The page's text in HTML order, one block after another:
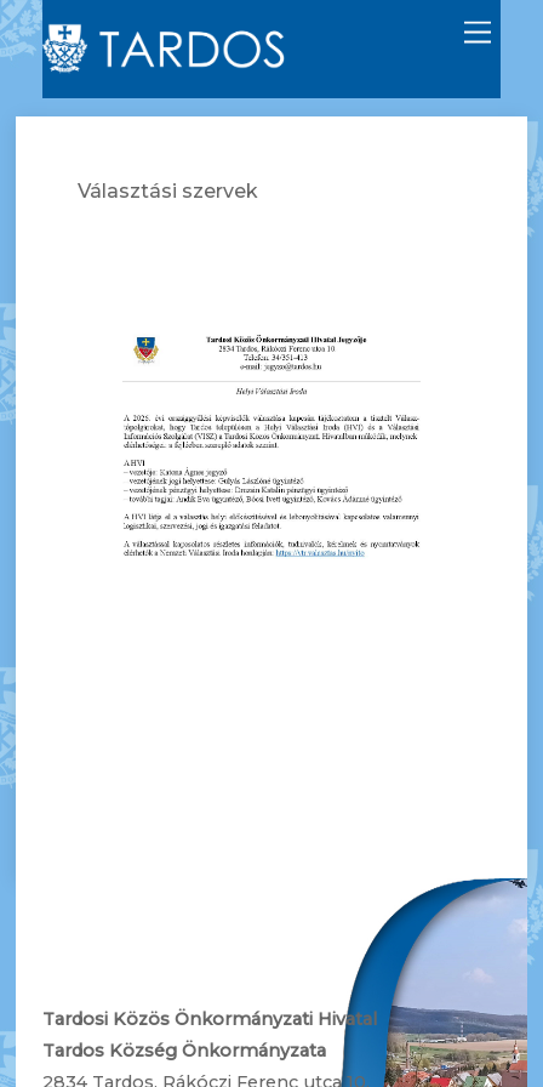
M
e
Választási szervek
Tardosi Közös Önkormányzati Hivatal
Tardos Község Önkormányzata
2834 Tardos, Rákóczi Ferenc utca 10.